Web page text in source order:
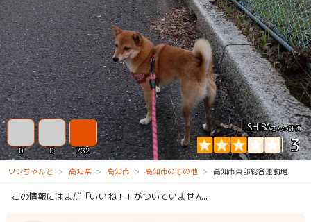
SHIBAさんの評価
3
0 0 732
ワンちゃんと 高知県 高知市 高知市のその他 高知市東部総合運動場
この情報にはまだ「いいね！」がついていません。